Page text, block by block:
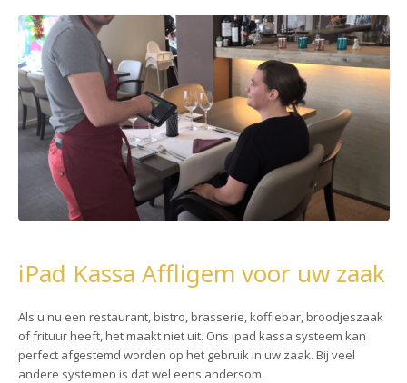
iPad Kassa Affligem voor uw zaak
Als u nu een restaurant, bistro, brasserie, koffiebar, broodjeszaak
of frituur heeft, het maakt niet uit. Ons ipad kassa systeem kan
perfect afgestemd worden op het gebruik in uw zaak. Bij veel
andere systemen is dat wel eens andersom.